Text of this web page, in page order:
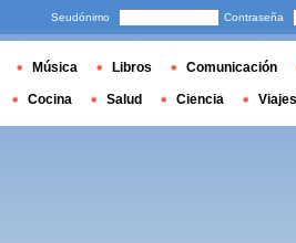
Seudónimo Contraseña
Música Libros Comunicación
Cocina Salud Ciencia Viajes